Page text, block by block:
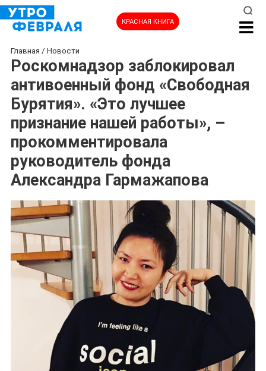
КРАСНАЯ КНИГА
Главная / Новости
Роскомнадзор заблокировал
антивоенный фонд «Свободная
Бурятия». «Это лучшее
признание нашей работы», –
прокомментировала
руководитель фонда
Александра Гармажапова